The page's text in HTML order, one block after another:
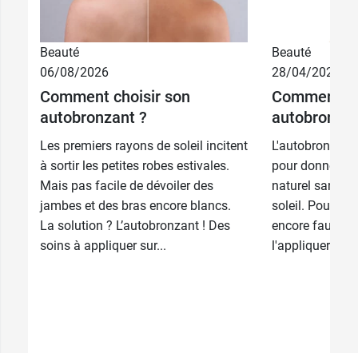
Beauté
06/08/2026
Comment choisir son
autobronzant ?
Les premiers rayons de soleil incitent
à sortir les petites robes estivales.
Mais pas facile de dévoiler des
jambes et des bras encore blancs.
La solution ? L’autobronzant ! Des
soins à appliquer sur...
Beauté
28/04/2026
Comment
pour donner
naturel sans
soleil. Pour un
encore faut-il
l'appliquer